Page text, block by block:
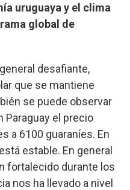
uruguaya y el clima
global de
desafiante,
que se mantiene
se puede observar
Paraguay el precio
a 6100 guaraníes. En
estable. En general
fortalecido durante los
nos ha llevado a nivel